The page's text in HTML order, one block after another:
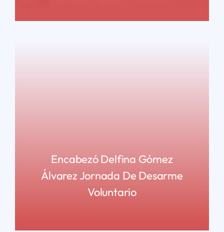
Encabezó Delfina Gómez
Álvarez Jornada De Desarme
Voluntario